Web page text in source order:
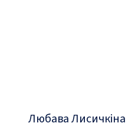
Любава Лисичкіна